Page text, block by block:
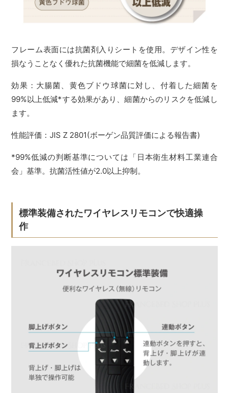
フレーム表面には抗菌剤入りシートを使用。デザイン性を
損なうことなく優れた抗菌機能で細菌を低減します。
効果：大腸菌、黄色ブドウ球菌に対し、付着した細菌を
99%以上低減*する効果があり、細菌からのリスクを低減し
ます。
性能評価：JIS Z 2801(ボーゲン品質評価による報告書)
*99%低減の判断基準については「日本衛生材料工業連合
会」基準。抗菌活性値が2.0以上抑制。
標準装備されたワイヤレスリモコンで快適操
作